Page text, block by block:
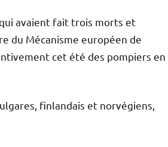
avaient fait trois morts et
du Mécanisme européen de
cet été des pompiers en
finlandais et norvégiens,